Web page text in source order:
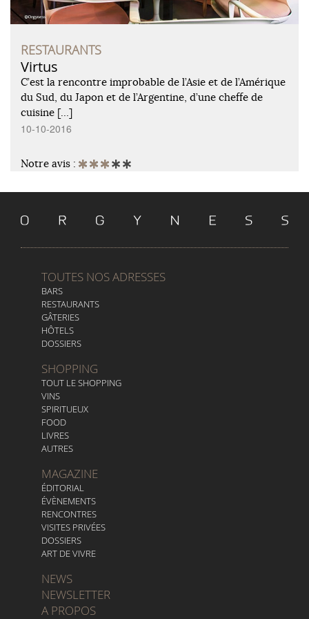
RESTAURANTS
Virtus
C’est la rencontre improbable de l’Asie et de l’Amérique
du Sud, du Japon et de l’Argentine, d’une cheffe de
cuisine […]
10-10-2016
Notre avis :
TOUTES NOS ADRESSES
BARS
RESTAURANTS
GÂTERIES
HÔTELS
DOSSIERS
SHOPPING
TOUT LE SHOPPING
VINS
SPIRITUEUX
FOOD
LIVRES
AUTRES
MAGAZINE
ÉDITORIAL
ÉVÈNEMENTS
RENCONTRES
VISITES PRIVÉES
DOSSIERS
ART DE VIVRE
NEWS
NEWSLETTER
A PROPOS